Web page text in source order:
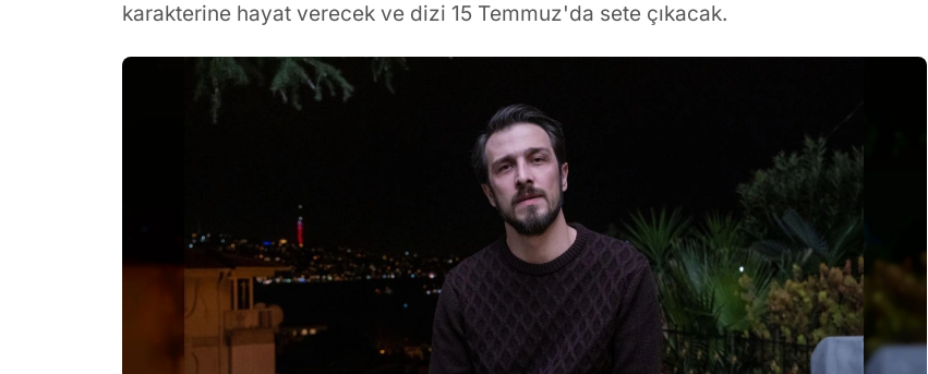
karakterine hayat verecek ve dizi 15 Temmuz'da sete çıkacak.